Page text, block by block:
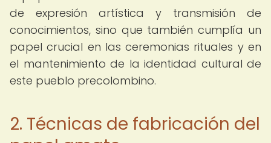
de expresión artística y transmisión de
conocimientos, sino que también cumplía un
papel crucial en las ceremonias rituales y en
el mantenimiento de la identidad cultural de
este pueblo precolombino.
2. Técnicas de fabricación del